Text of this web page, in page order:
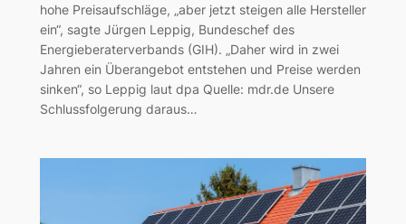
hohe Preisaufschläge, „aber jetzt steigen alle Hersteller
ein“, sagte Jürgen Leppig, Bundeschef des
Energieberaterverbands (GIH). „Daher wird in zwei
Jahren ein Überangebot entstehen und Preise werden
sinken“, so Leppig laut dpa Quelle: mdr.de Unsere
Schlussfolgerung daraus…